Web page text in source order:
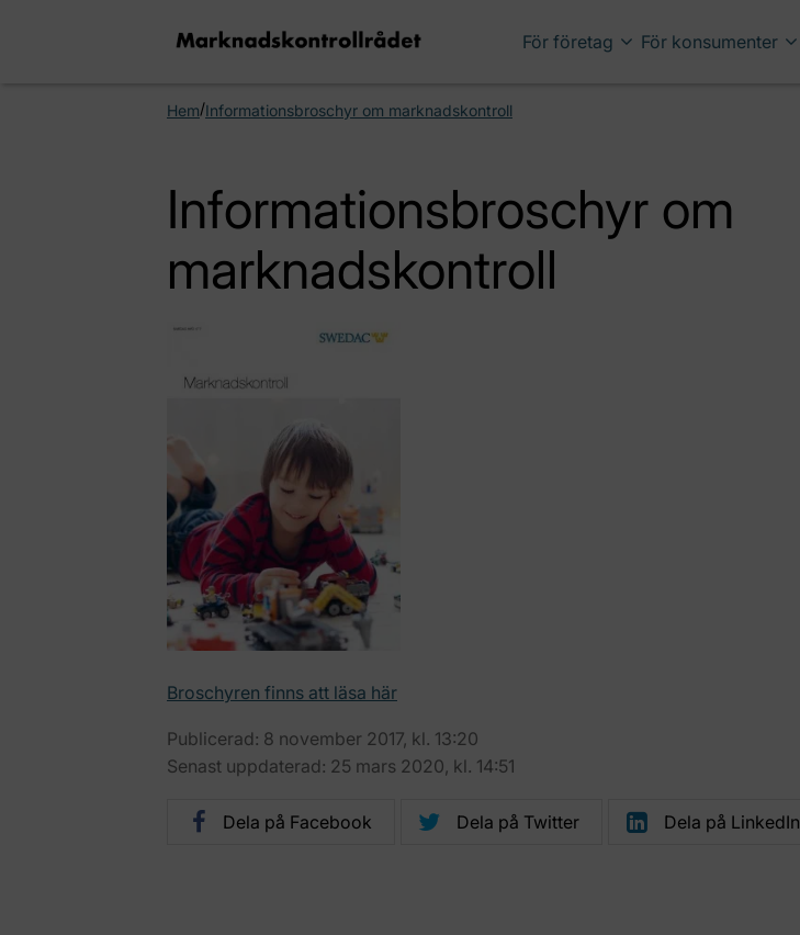
För företag För konsumenter
Hem/Informationsbroschyr om marknadskontroll
Informationsbroschyr om
marknadskontroll
Broschyren finns att läsa här
Publicerad: 8 november 2017, kl. 13:20
Senast uppdaterad: 25 mars 2020, kl. 14:51
Dela på Facebook Dela på Twitter Dela på LinkedIn